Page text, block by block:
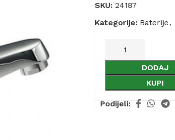
SKU: 24187
Kategorije: Baterije ,
DODAJ
KUPI
Podijeli: